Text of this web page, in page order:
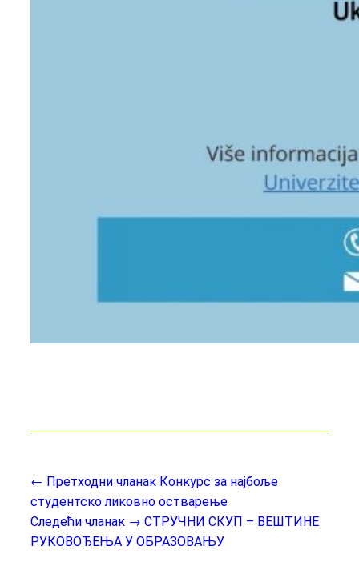
← Претходни чланак Конкурс за најбоље
студентско ликовно остварење
Следећи чланак → СТРУЧНИ СКУП – ВЕШТИНЕ
РУКОВОЂЕЊА У ОБРАЗОВАЊУ